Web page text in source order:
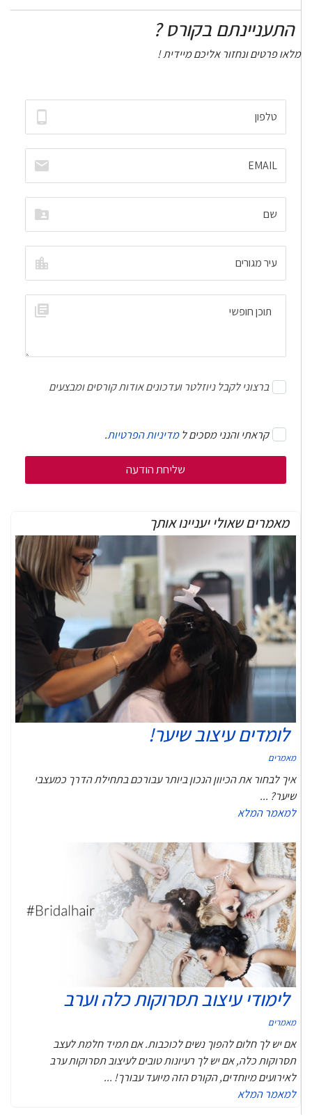
התעניינתם בקורס ?
מלאו פרטים ונחזור אליכם מיידית !
ברצוני לקבל ניוזלטר ועדכונים אודות קורסים ומבצעים
קראתי והנני מסכים למדיניות הפרטיות.
מאמרים שאולי יעניינו אותך
לומדים עיצוב שיער!
מאמרים
איך לבחור את הכיוון הנכון ביותר עבורכם בתחילת הדרך כמעצבי
שיער? ...
למאמר המלא
לימודי עיצוב תסרוקות כלה וערב
מאמרים
אם יש לך חלום להפוך נשים לכוכבות. אם תמיד חלמת לעצב
תסרוקות כלה, אם יש לך רעיונות טובים לעיצוב תסרוקות ערב
לאירועים מיוחדים, הקורס הזה מיועד עבורך! ...
למאמר המלא